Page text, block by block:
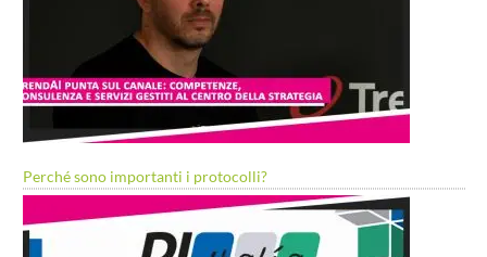
Perché sono importanti i protocolli?